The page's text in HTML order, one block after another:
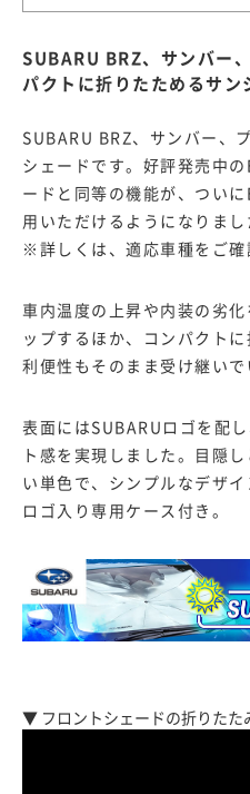
SUBARU BRZ、サンバー
パクトに折りたためるサン
SUBARU BRZ、サンバー、
シェードです。好評発売中
ードと同等の機能が、つい
用いただけるようになりまし
※詳しくは、適応車種をご確
車内温度の上昇や内装の劣
ップするほか、コンパクト
利便性もそのまま受け継いで
表面にはSUBARUロゴを配
ト感を実現しました。目隠
い単色で、シンプルなデザ
ロゴ入り専用ケース付き。
▼ フロントシェードの折りたた